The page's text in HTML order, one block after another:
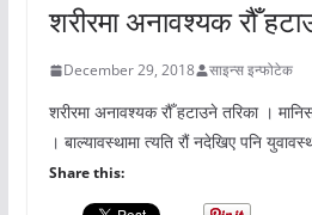
शरीरमा अनावश्यक रौँ
December 29, 2018 साइन्स इन्फोटेक
शरीरमा अनावश्यक रौँ हटाउने तरिका ।
। बाल्यावस्थामा त्यति रौं नदेखिए पनि
Share this: